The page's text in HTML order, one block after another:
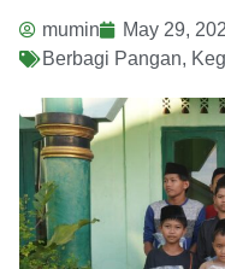
mumin May 29,
Berbagi Pangan,